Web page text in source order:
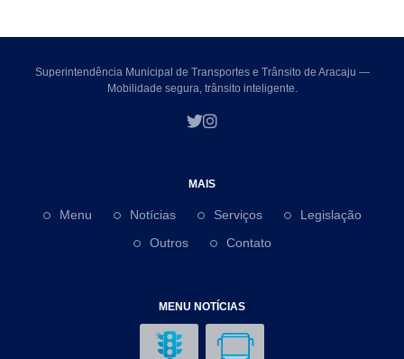
Superintendência Municipal de Transportes e Trânsito de Aracaju —
Mobilidade segura, trânsito inteligente.
MAIS
Menu Notícias Serviços
Legislação
Outros
Contato
MENU NOTÍCIAS